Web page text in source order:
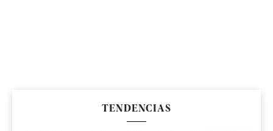
TENDENCIAS